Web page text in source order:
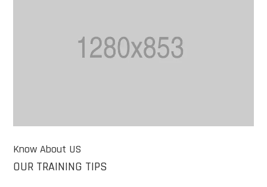
Know About US
OUR TRAINING TIPS